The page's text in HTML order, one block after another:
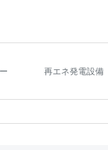
再エネ発電設備